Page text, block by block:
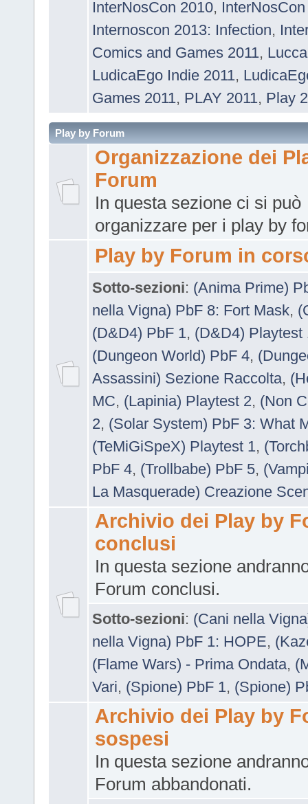
InterNosCon 2010,
Internoscon 2013: Infection,
Comics and Games 2011,
LudicaEgo Indie 2011,
Games 2011, PLAY 2011, Play
Play by Forum
Organizzazione dei
Forum
In questa sezione ci si può
organizzare per i play by
Play by Forum in
Sotto-sezioni: (Anima Prime)
nella Vigna) PbF 8: Fort Mask,
(D&D4) PbF 1, (D&D4)
(Dungeon World) PbF 4,
Assassini) Sezione Raccolta,
MC, (Lapinia) Playtest 2, (Non
2, (Solar System) PbF 3: What
(TeMiGiSpeX) Playtest 1,
PbF 4, (Trollbabe) PbF 5,
La Masquerade) Creazione
Archivio dei Play by
conclusi
In questa sezione
Forum conclusi.
Sotto-sezioni: (Cani nella
nella Vigna) PbF 1: HOPE,
(Flame Wars) - Prima Ondata,
Vari, (Spione) PbF 1, (Spione)
Archivio dei Play by
sospesi
In questa sezione
Forum abbandonati.